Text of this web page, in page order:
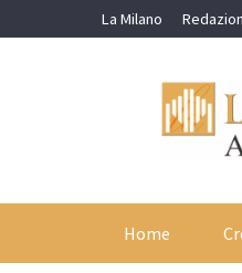
to
La Milano
Home